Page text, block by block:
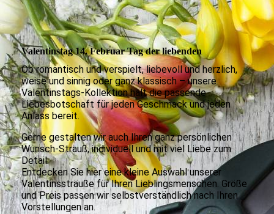
Valentinstag 14. Februar Tag der liebenden
Ob romantisch und verspielt, liebevoll und herzlich,
weise und sinnig oder ganz klassisch – unsere
Valentinstags-Kollektion hält die passende
Liebesbotschaft für jeden Geschmack und jeden
Anlass bereit.
Gerne gestalten wir auch Ihren ganz persönlichen
Wunsch-Strauß, individuell und mit viel Liebe zum
Detail.
Entdecken Sie hier eine kleine Auswahl unserer
Valentinssträuße für Ihren Lieblingsmenschen. Größe
und Preis passen wir selbstverständlich nach Ihren
Vorstellungen an.